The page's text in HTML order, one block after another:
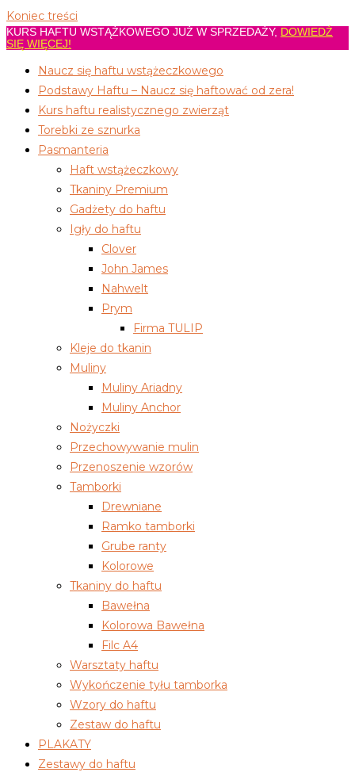
Koniec treści
KURS HAFTU WSTĄŻKOWEGO JUŻ W SPRZEDAŻY, DOWIEDŹ
SIĘ WIĘCEJ!
Naucz się haftu wstążeczkowego
Podstawy Haftu – Naucz się haftować od zera!
Kurs haftu realistycznego zwierząt
Torebki ze sznurka
Pasmanteria
Haft wstążeczkowy
Tkaniny Premium
Gadżety do haftu
Igły do haftu
Clover
John James
Nahwelt
Prym
Firma TULIP
Kleje do tkanin
Muliny
Muliny Ariadny
Muliny Anchor
Nożyczki
Przechowywanie mulin
Przenoszenie wzorów
Tamborki
Drewniane
Ramko tamborki
Grube ranty
Kolorowe
Tkaniny do haftu
Bawełna
Kolorowa Bawełna
Filc A4
Warsztaty haftu
Wykończenie tyłu tamborka
Wzory do haftu
Zestaw do haftu
PLAKATY
Zestawy do haftu